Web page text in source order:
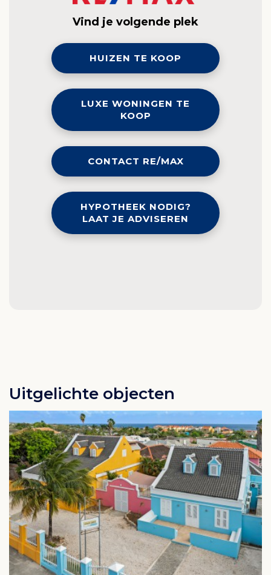
Vind je volgende plek
HUIZEN TE KOOP
LUXE WONINGEN TE
KOOP
CONTACT RE/MAX
HYPOTHEEK NODIG?
LAAT JE ADVISEREN
Uitgelichte objecten